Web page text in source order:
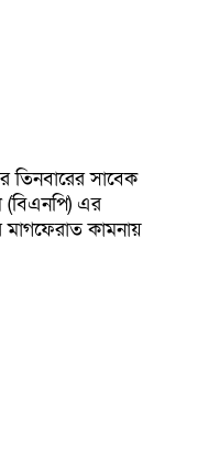
তিনবারের সাবেক
(বিএনপি) এর
কামনায়